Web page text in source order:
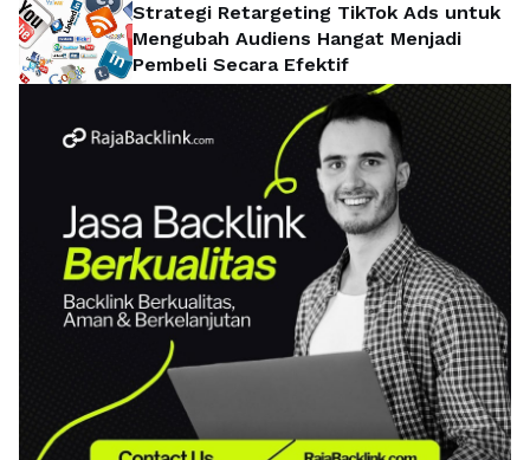
Strategi Retargeting TikTok Ads untuk
Mengubah Audiens Hangat Menjadi
Pembeli Secara Efektif